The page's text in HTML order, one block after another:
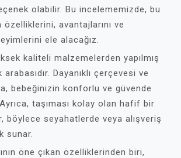
olabilir. Bu incelememizde, bu
özelliklerini, avantajlarını ve
ele alacağız.
kaliteli malzemelerden yapılmış
Dayanıklı çerçevesi ve
bebeğinizin konforlu ve güvende
taşıması kolay olan hafif bir
böylece seyahatlerde veya alışveriş
sunar.
öne çıkan özelliklerinden biri,